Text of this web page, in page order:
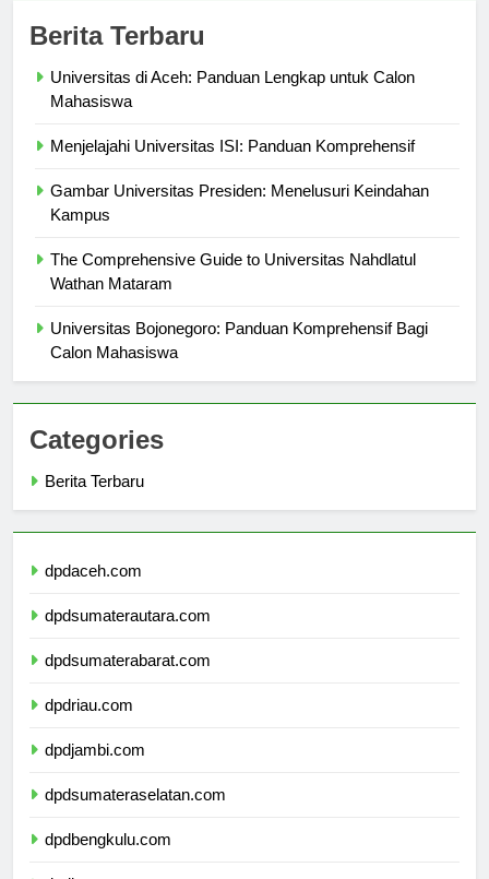
Universitas di Aceh: Panduan Lengkap untuk Calon
Gambar Universitas Presiden: Menelusuri Keindahan
The Comprehensive Guide to Universitas Nahdlatul
Universitas Bojonegoro: Panduan Komprehensif Bagi
Categories